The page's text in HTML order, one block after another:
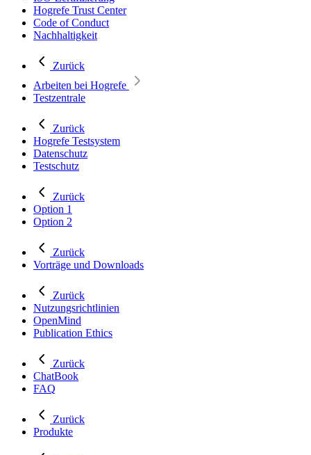
Hogrefe Trust Center
Code of Conduct
Nachhaltigkeit
Zurück
Arbeiten bei Hogrefe
Testzentrale
Zurück
Hogrefe Testsystem
Datenschutz
Testschutz
Zurück
Option 1
Option 2
Zurück
Vorträge und Downloads
Zurück
Nutzungsrichtlinien
OpenMind
Publication Ethics
Zurück
ChatBook
FAQ
Zurück
Produkte